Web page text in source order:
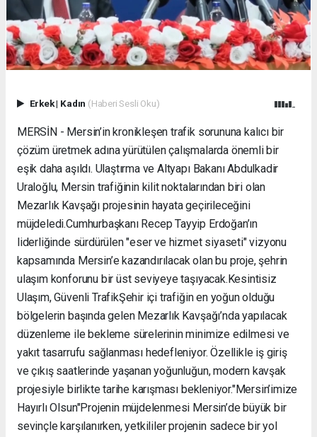
Erkek| Kadın (Haberi Sesli Oku)
MERSİN - Mersin’in kronikleşen trafik sorununa kalıcı bir
çözüm üretmek adına yürütülen çalışmalarda önemli bir
eşik daha aşıldı. Ulaştırma ve Altyapı Bakanı Abdulkadir
Uraloğlu, Mersin trafiğinin kilit noktalarından biri olan
Mezarlık Kavşağı projesinin hayata geçirileceğini
müjdeledi. ​Cumhurbaşkanı Recep Tayyip Erdoğan’ın
liderliğinde sürdürülen "eser ve hizmet siyaseti" vizyonu
kapsamında Mersin’e kazandırılacak olan bu proje, şehrin
ulaşım konforunu bir üst seviyeye taşıyacak. ​Kesintisiz
Ulaşım, Güvenli Trafik ​Şehir içi trafiğin en yoğun olduğu
bölgelerin başında gelen Mezarlık Kavşağı’nda yapılacak
düzenleme ile bekleme sürelerinin minimize edilmesi ve
yakıt tasarrufu sağlanması hedefleniyor. Özellikle iş giriş
ve çıkış saatlerinde yaşanan yoğunluğun, modern kavşak
projesiyle birlikte tarihe karışması bekleniyor. ​"Mersin’imize
Hayırlı Olsun" ​Projenin müjdelenmesi Mersin’de büyük bir
sevinçle karşılanırken, yetkililer projenin sadece bir yol